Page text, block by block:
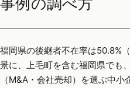
事例の調べ方
福岡県の後継者不在率は50.8%
景に、上毛町を含む福岡県でも
（M&A・会社売却）を選ぶ中